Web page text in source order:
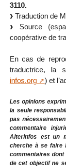
3110.
Traduction de
Source
coopérative de
En cas de
traductrice, la
infos.org
) et
Les opinions
la seule
pas
commentaire
AlterInfos est un
cherche à se faire
commentaires
de cet objectif ne